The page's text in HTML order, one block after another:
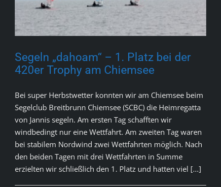
Segeln „dahoam“ – 1. Platz bei der
420er Trophy am Chiemsee
Bei super Herbstwetter konnten wir am Chiemsee beim
Segelclub Breitbrunn Chiemsee (SCBC) die Heimregatta
von Jannis segeln. Am ersten Tag schafften wir
windbedingt nur eine Wettfahrt. Am zweiten Tag waren
bei stabilem Nordwind zwei Wettfahrten möglich. Nach
den beiden Tagen mit drei Wettfahrten in Summe
erzielten wir schließlich den 1. Platz und hatten viel [...]